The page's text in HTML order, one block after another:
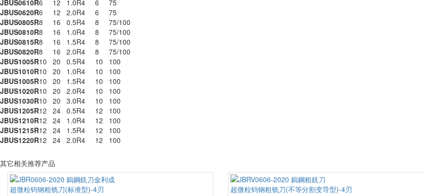
JBUS0610R6 12 1.0R4 6
75
JBUS0620R6 12 2.0R4 6
75
JBUS0805R8 16 0.5R4 8
75/100
JBUS0810R8 16 1.0R4 8
75/100
JBUS0815R8 16 1.5R4 8
75/100
JBUS0820R8 16 2.0R4 8
75/100
JBUS1005R10 20 0.5R4 10
100
JBUS1010R10 20 1.0R4 10
100
JBUS1005R10 20 1.5R4 10
100
JBUS1020R10 20 2.0R4 10
100
JBUS1030R10 20 3.0R4 10
100
JBUS1205R12 24 0.5R4 12
100
JBUS1210R12 24 1.0R4 12
100
JBUS1215R12 24 1.5R4 12
100
JBUS1220R12 24 2.0R4 12 100
其它相关推荐产品
超微粒钨钢粗铣刀(标准型)-4刃
超微粒钨钢粗铣刀(不等分割变导型)-4刃